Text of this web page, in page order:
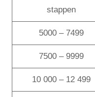
stappen
5000 – 7499
7500 – 9999
10 000 – 12 499